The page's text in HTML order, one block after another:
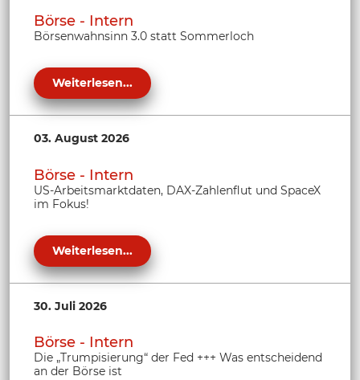
Börse - Intern
Börsenwahnsinn 3.0 statt Sommerloch
Weiterlesen...
03. August 2026
Börse - Intern
US-Arbeitsmarktdaten, DAX-Zahlenflut und SpaceX
im Fokus!
Weiterlesen...
30. Juli 2026
Börse - Intern
Die „Trumpisierung“ der Fed +++ Was entscheidend
an der Börse ist